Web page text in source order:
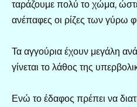
ταράζουμε πολύ το χώμα,
ανέπαφες οι ρίζες των γύρω
Τα αγγούρια έχουν μεγάλη
γίνεται το λάθος της
Ενώ το έδαφος πρέπει να